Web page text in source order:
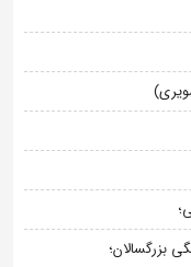
بزرگسالان؛